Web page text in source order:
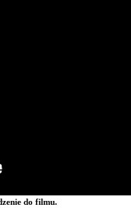
do filmu.